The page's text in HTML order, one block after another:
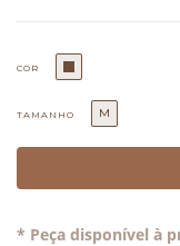
COR
TAMANHO M
* Peça disponível à